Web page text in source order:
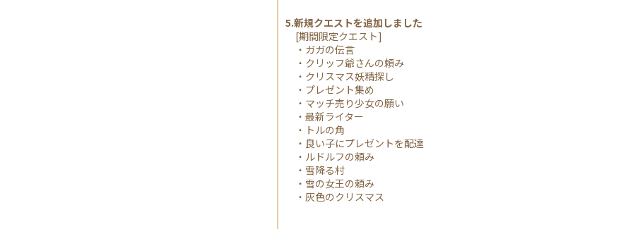
5.新規クエストを追加しました
[期間限定クエスト]
・ガガの伝言
・クリッフ爺さんの頼み
・クリスマス妖精探し
・プレゼント集め
・マッチ売り少女の願い
・最新ライター
・トルの角
・良い子にプレゼントを配達
・ルドルフの頼み
・雪降る村
・雪の女王の頼み
・灰色のクリスマス